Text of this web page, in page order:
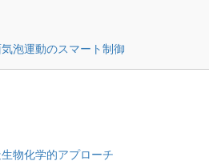
泡運動のスマート制御
物化学的アプローチ